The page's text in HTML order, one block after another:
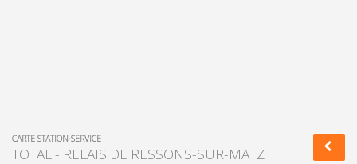
CARTE STATION-SERVICE
TOTAL - RELAIS DE RESSONS-SUR-MATZ